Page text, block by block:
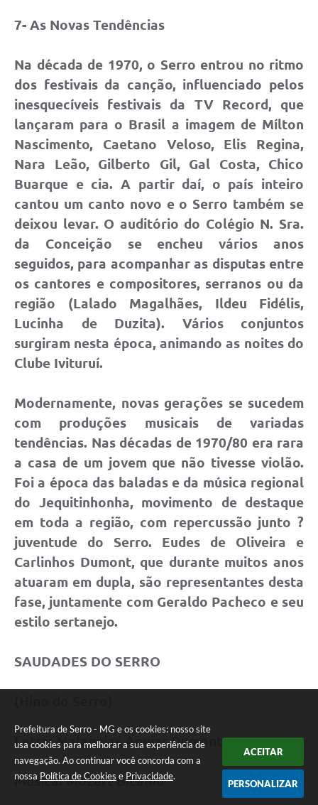
Prefeitura de Serro - MG e os cookies: nosso site
usa cookies para melhorar a sua experiência de
navegação. Ao continuar você concorda com a
nossa Política de Cookies e Privacidade.
ACEITAR
PERSONALIZAR
7- As Novas Tendências
Na década de 1970, o Serro entrou no ritmo
dos festivais da canção, influenciado pelos
inesquecíveis festivais da TV Record, que
lançaram para o Brasil a imagem de Mílton
Nascimento, Caetano Veloso, Elis Regina,
Nara Leão, Gilberto Gil, Gal Costa, Chico
Buarque e cia. A partir daí, o país inteiro
cantou um canto novo e o Serro também se
deixou levar. O auditório do Colégio N. Sra.
da Conceição se encheu vários anos
seguidos, para acompanhar as disputas entre
os cantores e compositores, serranos ou da
região (Lalado Magalhães, Ildeu Fidélis,
Lucinha de Duzita). Vários conjuntos
surgiram nesta época, animando as noites do
Clube Ivituruí.
Modernamente, novas gerações se sucedem
com produções musicais de variadas
tendências. Nas décadas de 1970/80 era rara
a casa de um jovem que não tivesse violão.
Foi a época das baladas e da música regional
do Jequitinhonha, movimento de destaque
em toda a região, com repercussão junto ?
juventude do Serro. Eudes de Oliveira e
Carlinhos Dumont, que durante muitos anos
atuaram em dupla, são representantes desta
fase, juntamente com Geraldo Pacheco e seu
estilo sertanejo.
SAUDADES DO SERRO
Letra:Malaquias Aguiar Dumont
Música:Mozart Bicalho